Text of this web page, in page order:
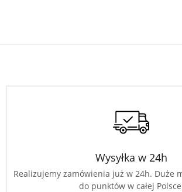
Wysyłka w 24h
Realizujemy zamówienia już w 24h. Duże
do punktów w całej